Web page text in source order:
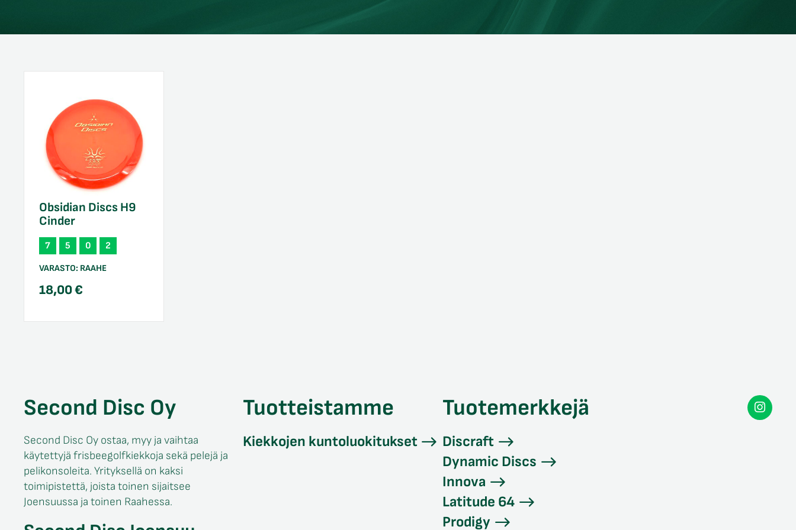
Obsidian Discs H9
Cinder
7 5 0 2
VARASTO: RAAHE
18,00€
Second Disc Oy
Second Disc Oy ostaa, myy ja vaihtaa
käytettyjä frisbeegolfkiekkoja sekä pelejä ja
pelikonsoleita. Yrityksellä on kaksi
toimipistettä, joista toinen sijaitsee
Joensuussa ja toinen Raahessa.
Tuotteistamme
Kiekkojen kuntoluokitukset
Tuotemerkkejä
Discraft
Dynamic Discs
Innova
Latitude 64
Prodigy